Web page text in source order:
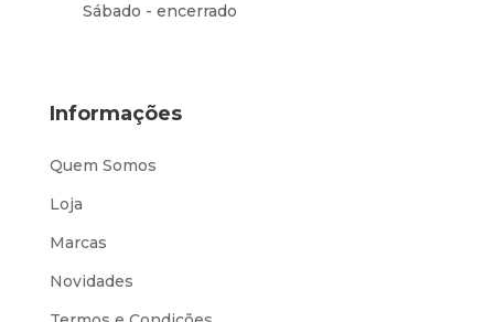
Sábado - encerrado
Informações
Quem Somos
Loja
Marcas
Novidades